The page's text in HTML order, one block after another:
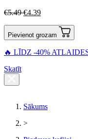
€5.49 €4.39
Pievienot grozam
🔥 LĪDZ -40%
Skatīt
Sākums
>